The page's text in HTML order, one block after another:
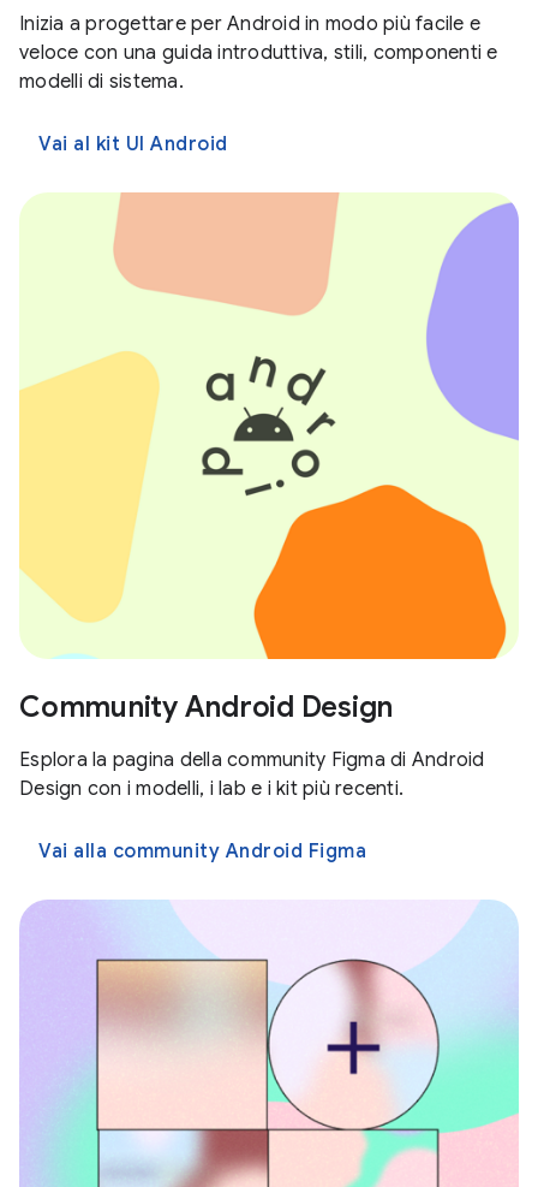
Inizia a progettare per Android in modo più facile e
veloce con una guida introduttiva, stili, componenti e
modelli di sistema.
Vai al kit UI Android
Community Android Design
Esplora la pagina della community Figma di Android
Design con i modelli, i lab e i kit più recenti.
Vai alla community Android Figma